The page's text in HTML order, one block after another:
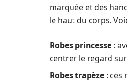
marquée et des
le haut du corps.
Robes princesse :
centrer le regard
Robes trapèze : ces